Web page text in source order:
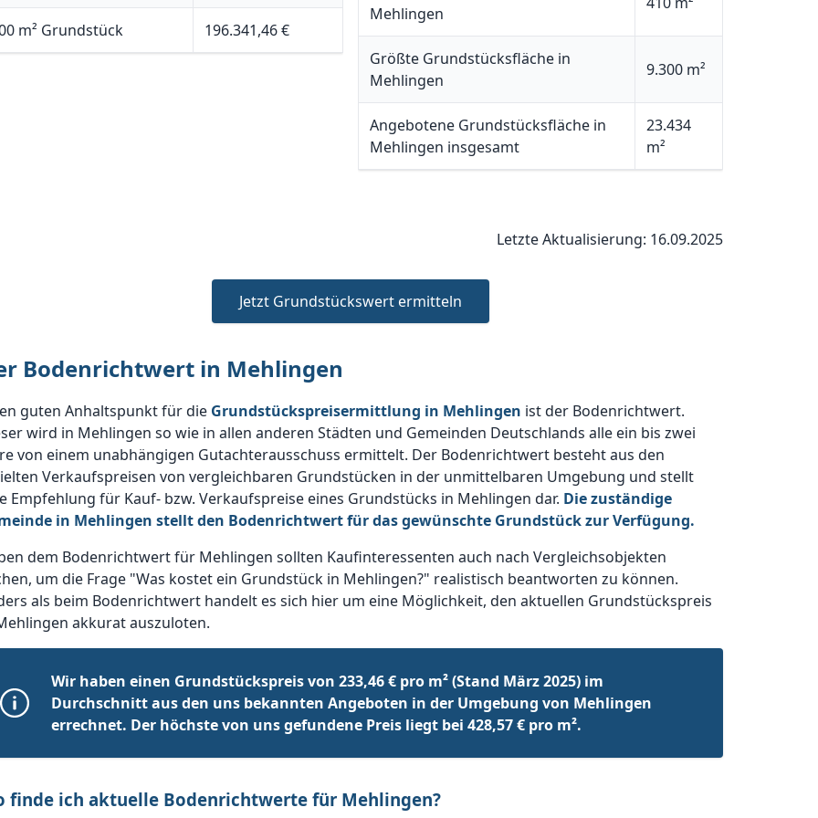
m² Grundstück 196.341,46 €
Mehlingen
Größte Grundstücksfläche in
Mehlingen
9.300 m²
Angebotene Grundstücksfläche in
Mehlingen insgesamt
23.434
m²
Letzte Aktualisierung: 16.09.2025
Jetzt Grundstückswert ermitteln
Bodenrichtwert in Mehlingen
guten Anhaltspunkt für die Grundstückspreisermittlung in Mehlingen ist der Bodenrichtwert.
wird in Mehlingen so wie in allen anderen Städten und Gemeinden Deutschlands alle ein bis zwei
von einem unabhängigen Gutachterausschuss ermittelt. Der Bodenrichtwert besteht aus den
Verkaufspreisen von vergleichbaren Grundstücken in der unmittelbaren Umgebung und stellt
Empfehlung für Kauf- bzw. Verkaufspreise eines Grundstücks in Mehlingen dar. Die zuständige
in Mehlingen stellt den Bodenrichtwert für das gewünschte Grundstück zur Verfügung.
dem Bodenrichtwert für Mehlingen sollten Kaufinteressenten auch nach Vergleichsobjekten
um die Frage "Was kostet ein Grundstück in Mehlingen?" realistisch beantworten zu können.
als beim Bodenrichtwert handelt es sich hier um eine Möglichkeit, den aktuellen Grundstückspreis
akkurat auszuloten.
Wir haben einen Grundstückspreis von 233,46 € pro m² (Stand März 2025) im
Durchschnitt aus den uns bekannten Angeboten in der Umgebung von Mehlingen
errechnet. Der höchste von uns gefundene Preis liegt bei 428,57 € pro m².
finde ich aktuelle Bodenrichtwerte für Mehlingen?